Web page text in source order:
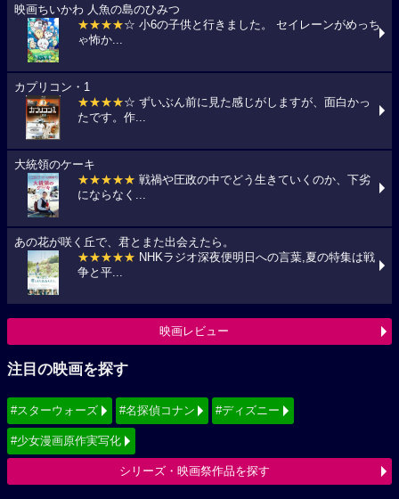
映画ちいかわ 人魚の島のひみつ
★★★★☆ 小6の子供と行きました。 セイレーンがめっち
ゃ怖か...
カプリコン・1
★★★★☆ ずいぶん前に見た感じがしますが、面白かっ
たです。作...
大統領のケーキ
★★★★★ 戦禍や圧政の中でどう生きていくのか、下劣
にならなく...
あの花が咲く丘で、君とまた出会えたら。
★★★★★ NHKラジオ深夜便明日への言葉,夏の特集は戦
争と平...
映画レビュー
注目の映画を探す
#スターウォーズ #名探偵コナン #ディズニー
#少女漫画原作実写化
シリーズ・映画祭作品を探す